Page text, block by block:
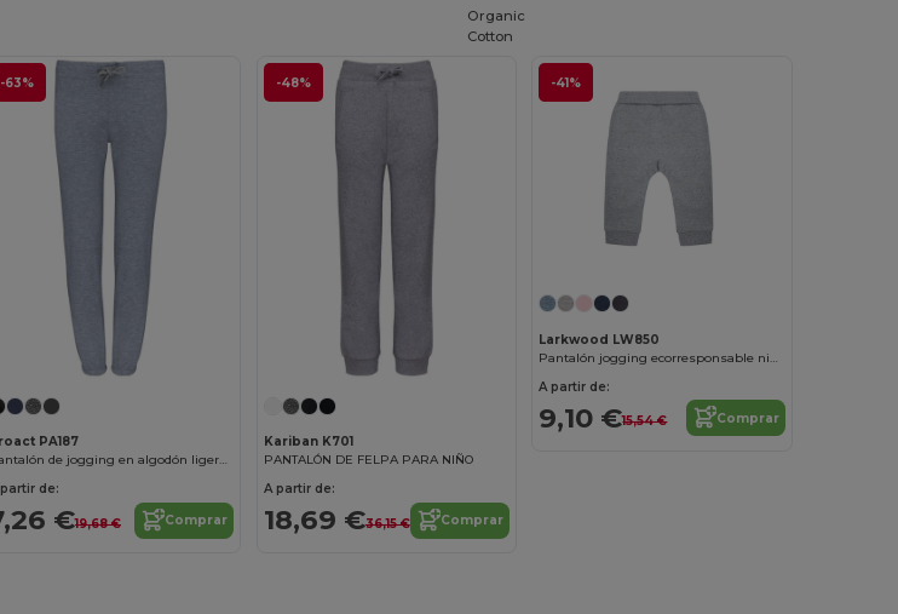
-63%
PA187
Pantalón de jogging en algodón ligero para niño
de:
€19,68 € Comprar
-48%
Kariban K701
PANTALÓN DE FELPA PARA NIÑO
A partir de:
18,69 €36,15 € Comprar
-41%
Organic
Cotton
Larkwood LW850
Pantalón jogging ecorresponsable niños
A partir de:
9,10 €15,54 € Comprar